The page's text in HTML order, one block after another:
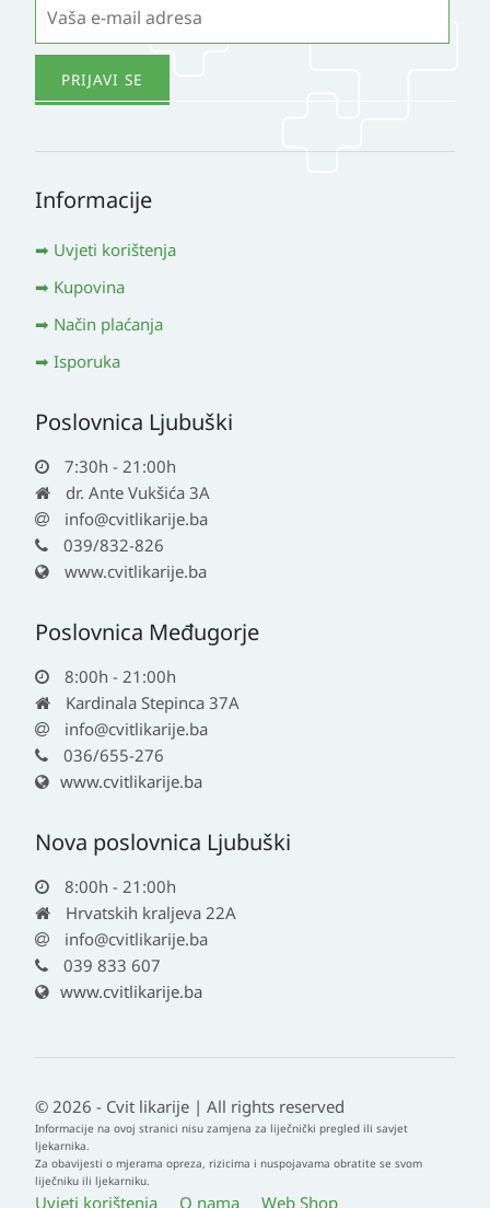
Informacije
Uvjeti korištenja
Kupovina
Način plaćanja
Isporuka
Poslovnica Ljubuški
7:30h - 21:00h
dr. Ante Vukšića 3A
info@cvitlikarije.ba
039/832-826
www.cvitlikarije.ba
Poslovnica Međugorje
8:00h - 21:00h
Kardinala Stepinca 37A
info@cvitlikarije.ba
036/655-276
www.cvitlikarije.ba
Nova poslovnica Ljubuški
8:00h - 21:00h
Hrvatskih kraljeva 22A
info@cvitlikarije.ba
039 833 607
www.cvitlikarije.ba
© 2026 - Cvit likarije | All rights reserved
Informacije na ovoj stranici nisu zamjena za liječnički pregled ili savjet
ljekarnika.
Za obavijesti o mjerama opreza, rizicima i nuspojavama obratite se svom
liječniku ili ljekarniku.
Uvjeti korištenja O nama Web Shop